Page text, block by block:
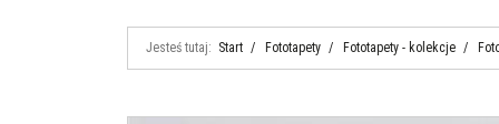
Jesteś tutaj: Start / Fototapety / Fototapety - kolekcje /